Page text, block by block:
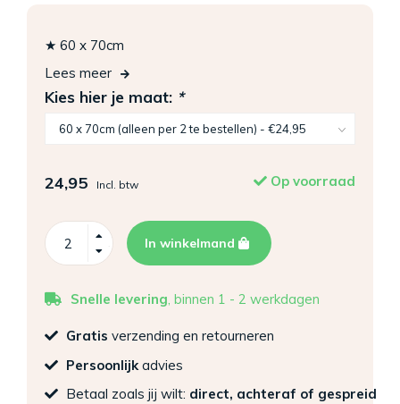
★ 60 x 70cm
Lees meer
Kies hier je maat: *
24,95 Incl. btw Op voorraad
In winkelmand
Snelle levering, binnen 1 - 2 werkdagen
Gratis verzending en retourneren
Persoonlijk advies
Betaal zoals jij wilt: direct, achteraf of gespreid